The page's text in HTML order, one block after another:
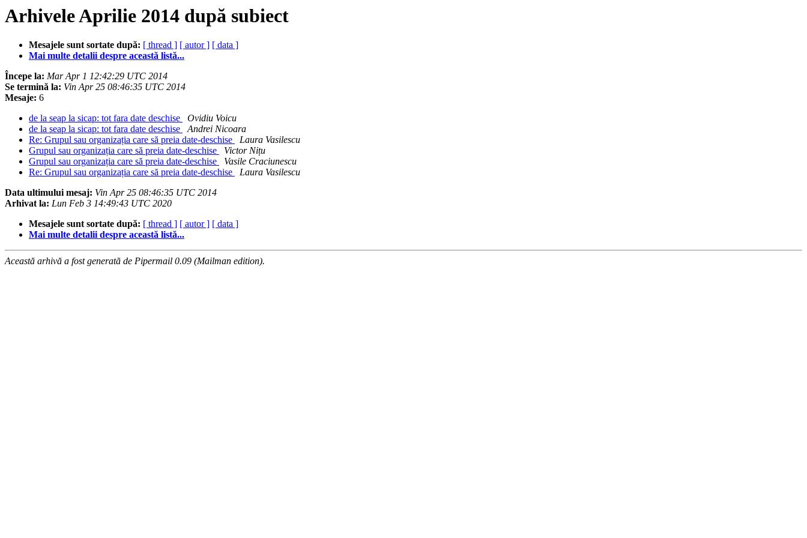
Arhivele Aprilie 2014 după subiect
Mesajele sunt sortate după: [ thread ] [ autor ] [ data ]
Mai multe detalii despre această listă...
Începe la: Mar Apr 1 12:42:29 UTC 2014
Se termină la: Vin Apr 25 08:46:35 UTC 2014
Mesaje: 6
de la seap la sicap: tot fara date deschise
Ovidiu Voicu
de la seap la sicap: tot fara date deschise
Andrei Nicoara
Re: Grupul sau organizația care să preia date-deschise
Laura Vasilescu
Grupul sau organizația care să preia date-deschise
Victor Nițu
Grupul sau organizația care să preia date-deschise
Vasile Craciunescu
Re: Grupul sau organizația care să preia date-deschise
Laura Vasilescu
Data ultimului mesaj: Vin Apr 25 08:46:35 UTC 2014
Arhivat la: Lun Feb 3 14:49:43 UTC 2020
Mesajele sunt sortate după: [ thread ] [ autor ] [ data ]
Mai multe detalii despre această listă...
Această arhivă a fost generată de Pipermail 0.09 (Mailman edition).